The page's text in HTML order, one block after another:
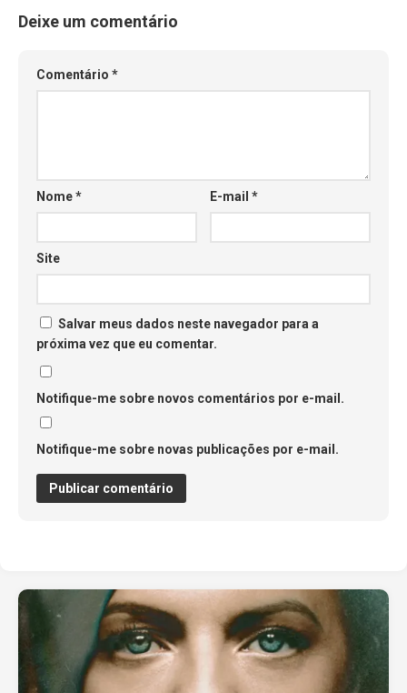
Deixe um comentário
Comentário *
Nome* E-mail*
Site
Salvar meus dados neste navegador para a
próxima vez que eu comentar.
Notifique-me sobre novos comentários por e-mail.
Notifique-me sobre novas publicações por e-mail.